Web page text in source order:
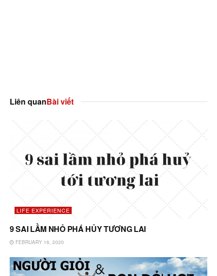
Liên quanBài viết
LIFE EXPERIENCE
9 SAI LẦM NHỎ PHÁ HỦY TƯƠNG LAI
FEBRUARY 16, 2020